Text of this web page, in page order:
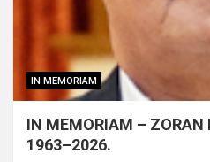
IN MEMORIAM
IN MEMORIAM –
1963–2026.